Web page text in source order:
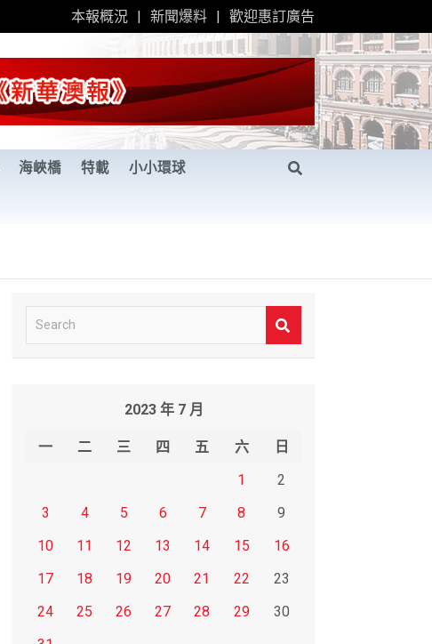
本報概況 新聞爆料 歡迎惠訂廣告
海峽橋 特載 小小環球
e
2023 年 7 月
一 二 三 四 五 六
日
1
2
3
4 5 6 7 8
9
10
11 12 13 14 15
16
17
18 19 20 21 22
23
24
25 26 27 28 29
30